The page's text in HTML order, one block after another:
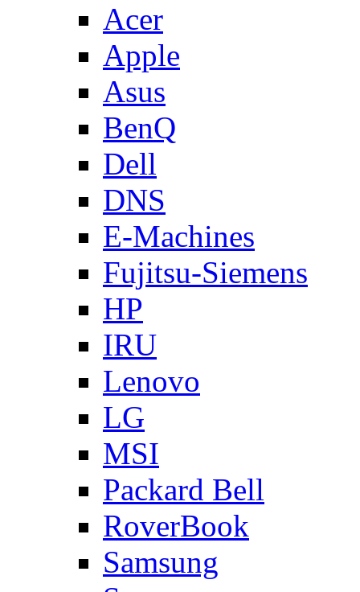
Acer
Apple
Asus
BenQ
Dell
DNS
E-Machines
Fujitsu-Siemens
HP
IRU
Lenovo
LG
MSI
Packard Bell
RoverBook
Samsung